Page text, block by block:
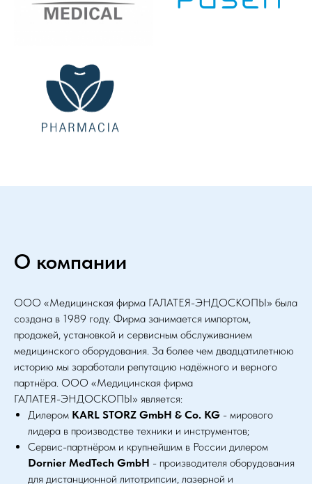
О компании
ООО «Медицинская фирма ГАЛАТЕЯ-ЭНДОСКОПЫ» была
создана в 1989 году. Фирма занимается импортом,
продажей, установкой и сервисным обслуживанием
медицинского оборудования. За более чем двадцатилетнюю
историю мы заработали репутацию надёжного и верного
партнёра. ООО «Медицинская фирма
ГАЛАТЕЯ-ЭНДОСКОПЫ» является:
Дилером KARL STORZ GmbH & Co. KG - мирового
лидера в производстве техники и инструментов;
Сервис-партнёром и крупнейшим в России дилером
Dornier MedTech GmbH - производителя оборудования
для дистанционной литотрипсии, лазерной и